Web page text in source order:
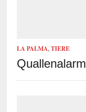
LA PALMA, TIERE